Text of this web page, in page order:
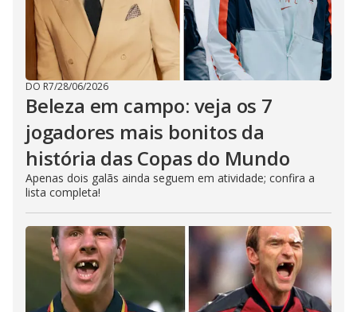
DO R7/28/06/2026
Beleza em campo: veja os 7
jogadores mais bonitos da
história das Copas do Mundo
Apenas dois galãs ainda seguem em atividade; confira a
lista completa!